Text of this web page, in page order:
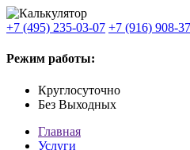
+7 (495) 235-03-07 +7 (916) 908-
Режим работы:
Круглосуточно
Без Выходных
Главная
Услуги